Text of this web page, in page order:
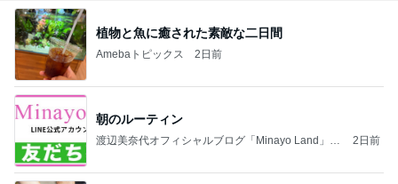
植物と魚に癒された素敵な二日間
Amebaトピックス 2日前
朝のルーティン
渡辺美奈代オフィシャルブログ「Minayo Land」P
2日前